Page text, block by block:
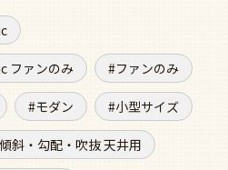
ァンのみ
モダン 小型サイズ
傾斜・勾配・吹抜 天井用
ァンのみ